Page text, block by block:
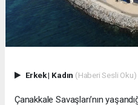
Erkek| Kadın (Haberi Sesli Oku)
Çanakkale Savaşları’nın